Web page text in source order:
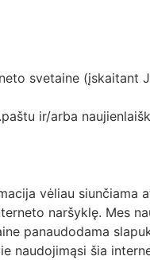
svetaine (įskaitant
ir/arba
vėliau siunčiama
naršyklę. Mes
panaudodama
naudojimąsi šia